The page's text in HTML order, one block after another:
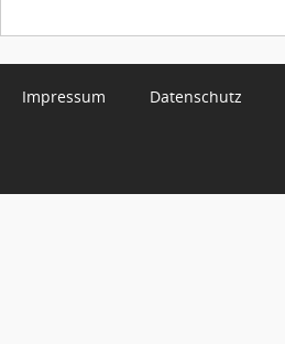
Impressum Datenschutz